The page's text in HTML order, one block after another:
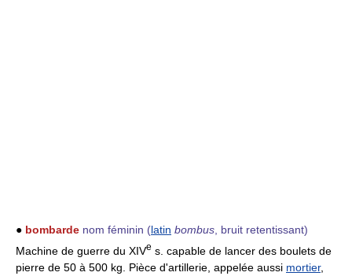
● bombarde nom féminin (latin bombus , bruit retentissant)
Machine de guerre du XIVe s. capable de lancer des boulets de
pierre de 50 à 500 kg. Pièce d'artillerie, appelée aussi mortier,